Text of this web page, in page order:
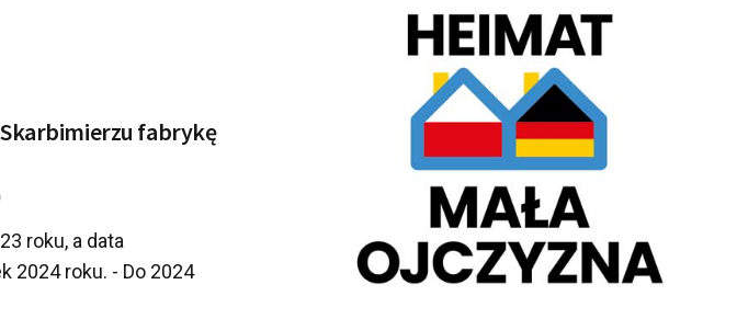
fabrykę
roku, a data
2024 roku. - Do 2024